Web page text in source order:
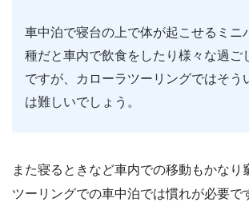
車中泊で寝台の上で体が起こせるミニ
種だと車内で飲食をしたり様々な過ご
ですが、カローラツーリングではそう
は難しいでしょう。
また寝るときなど車内での移動もかなり
ツーリングでの車中泊では慣れが必要で